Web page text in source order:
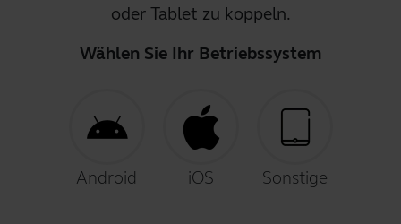
oder Tablet zu koppeln.
Wählen Sie Ihr Betriebssystem
Android iOS Sonstige